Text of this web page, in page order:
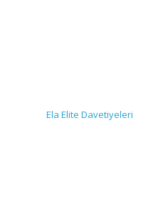
Ela Elite Davetiyeleri